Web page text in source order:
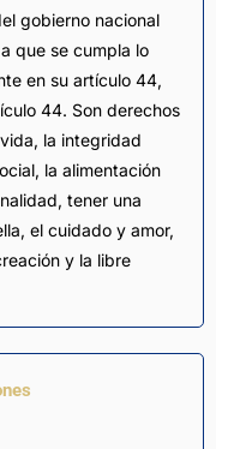
gobierno nacional
que se cumpla lo
en su artículo 44,
44. Son derechos
la integridad
la alimentación
tener una
el cuidado y amor,
y la libre